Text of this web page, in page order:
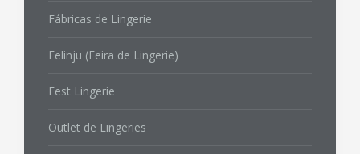
Fábricas de Lingerie
Felinju (Feira de Lingerie)
Fest Lingerie
Outlet de Lingeries